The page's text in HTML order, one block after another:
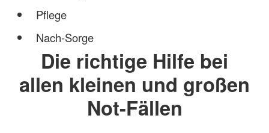
Pflege
Nach-Sorge
Die richtige Hilfe bei
allen kleinen und großen
Not-Fällen